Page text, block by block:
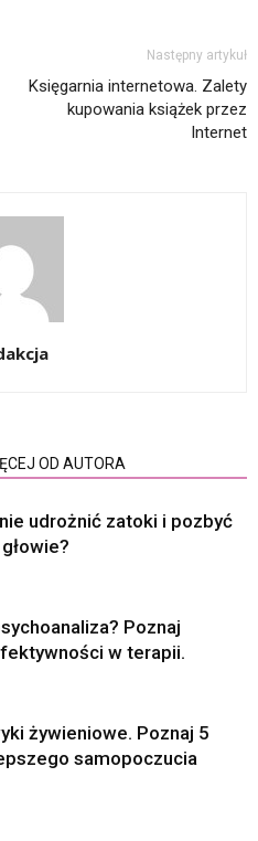
Następny artykuł
Księgarnia internetowa. Zalety
kupowania książek przez
Internet
OD AUTORA
udrożnić zatoki i pozbyć
Poznaj
w terapii.
żywieniowe. Poznaj 5
samopoczucia